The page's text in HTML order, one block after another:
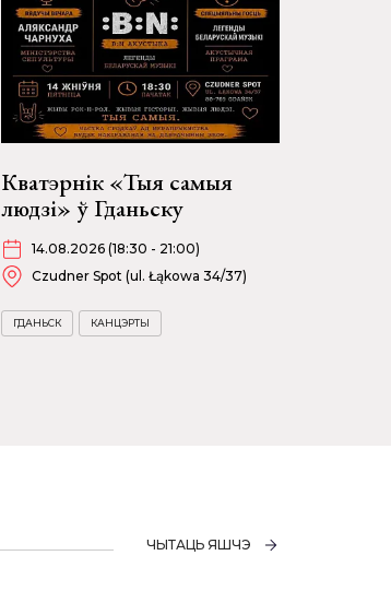
Кватэрнік «Тыя самыя
людзі» ў Гданьску
14.08.2026 (18:30 - 21:00)
Czudner Spot (ul. Łąkowa 34/37)
ГДАНЬСК КАНЦЭРТЫ
ЧЫТАЦЬ ЯШЧЭ